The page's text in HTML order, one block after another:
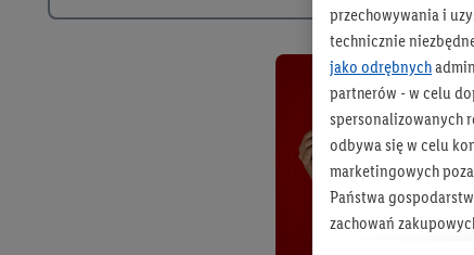
przechowywania i
technicznie
jako odrębnych
partnerów - w celu
spersonalizowanych
odbywa się w celu
marketingowych
Państwa
zachowań